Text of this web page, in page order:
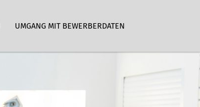
UMGANG MIT BEWERBERDATEN